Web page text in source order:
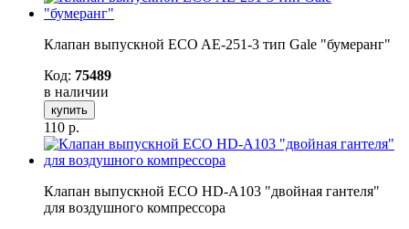
Клапан выпускной ECO AE-251-3 тип Gale "бумеранг"
Код: 75489
в наличии
купить
110 р.
Клапан выпускной ECO HD-A103 "двойная гантеля"
для воздушного компрессора